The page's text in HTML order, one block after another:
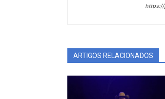
ARTIGOS RELACIONADOS